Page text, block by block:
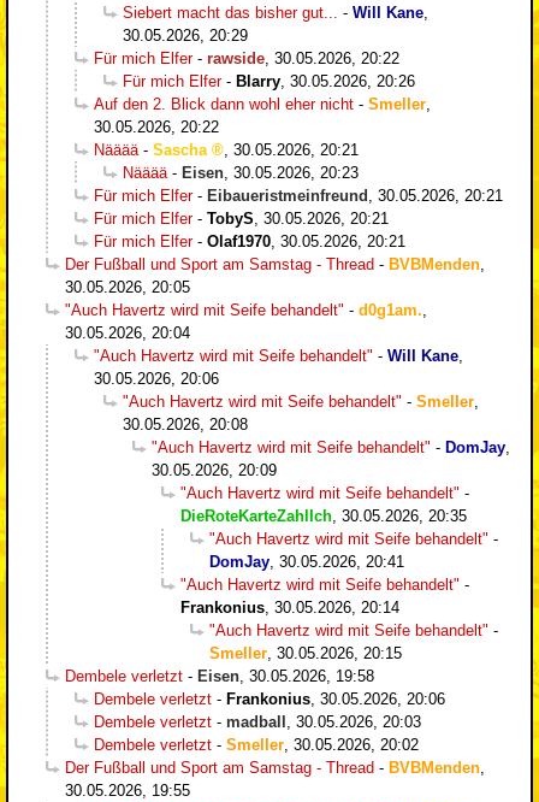
Siebert macht das bisher gut...
- Will Kane
30.05.2026, 20:29
Für mich Elfer- rawside 30.05.2026, 20:22
Für mich Elfer- Blarry 30.05.2026, 20:26
Auf den 2. Blick dann wohl eher nicht - Smeller
30.05.2026, 20:22
Nääää - Sascha
30.05.2026, 20:21
Nääää - Eisen 30.05.2026, 20:23
Für mich Elfer- Eibaueristmeinfreund
30.05.2026, 20:21
Für mich Elfer- TobyS 30.05.2026, 20:21
Für mich Elfer- Olaf1970 30.05.2026, 20:21
Der Fußball und Sport am Samstag - Thread - BVBMenden
30.05.2026, 20:05
"Auch Havertz wird mit Seife behandelt" - d0g1am.
30.05.2026, 20:04
"Auch Havertz wird mit Seife behandelt" - Will Kane
30.05.2026, 20:06
"Auch Havertz wird mit Seife behandelt" - Smeller
30.05.2026, 20:08
"Auch Havertz wird mit Seife behandelt" - DomJay
30.05.2026, 20:09
"Auch Havertz wird mit Seife behandelt" -
DieRoteKarteZahlIch 30.05.2026, 20:35
"Auch Havertz wird mit Seife behandelt" -
DomJay 30.05.2026, 20:41
"Auch Havertz wird mit Seife behandelt" -
Frankonius 30.05.2026, 20:14
"Auch Havertz wird mit Seife behandelt" -
Smeller 30.05.2026, 20:15
Dembele verletzt - Eisen 30.05.2026, 19:58
Dembele verletzt - Frankonius 30.05.2026, 20:06
Dembele verletzt - madball
30.05.2026, 20:03
Dembele verletzt - Smeller 30.05.2026, 20:02
Der Fußball und Sport am Samstag - Thread - BVBMenden
30.05.2026, 19:55